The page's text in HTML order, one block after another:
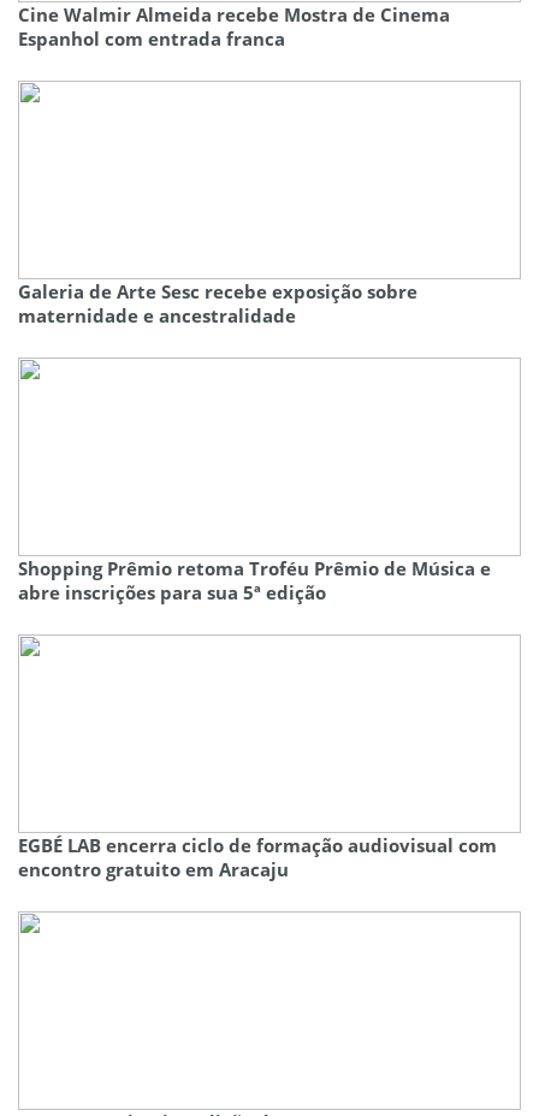
Cine Walmir Almeida recebe Mostra de Cinema
Espanhol com entrada franca
Galeria de Arte Sesc recebe exposição sobre
maternidade e ancestralidade
Shopping Prêmio retoma Troféu Prêmio de Música e
abre inscrições para sua 5ª edição
EGBÉ LAB encerra ciclo de formação audiovisual com
encontro gratuito em Aracaju